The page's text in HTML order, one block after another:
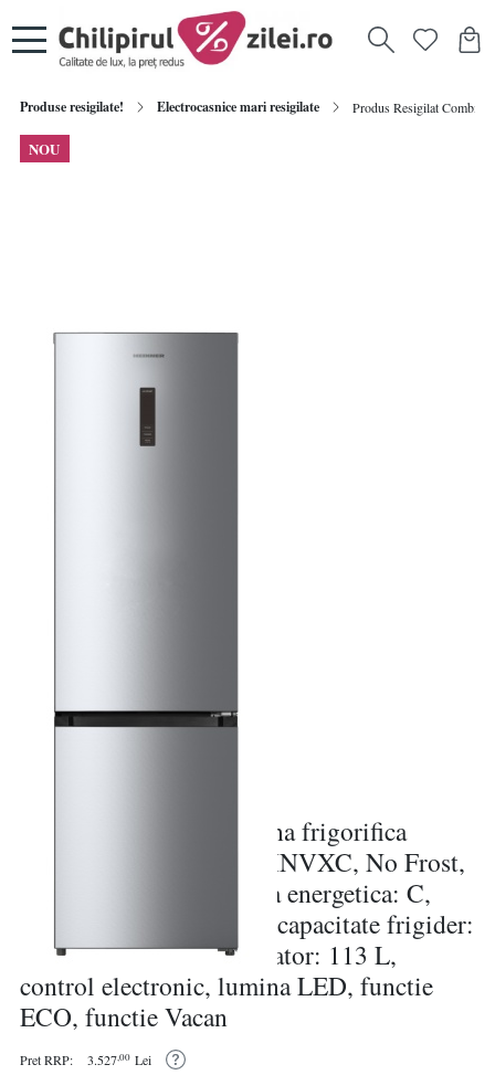
Produse resigilate! Electrocasnice mari resigilate Produs Resigilat
NOU
Produs Resigilat Combina frigorifica
Heinner HCNF-HM377INVXC, No Frost,
compresor Inverter, clasa energetica: C,
capacitate totala: 377 L, capacitate frigider:
264 L, capacitate congelator: 113 L,
control electronic, lumina LED, functie
ECO, functie Vacan
Pret RRP: 3.527,00 Lei